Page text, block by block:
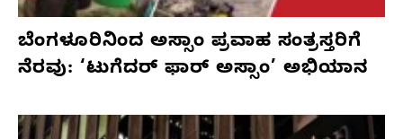
ಬೆಂಗಳೂರಿನಿಂದ ಅಸ್ಸಾಂ ಪ್ರವಾಹ ಸಂತ್ರಸ್ತರಿಗೆ
ನೆರವು: ‘ಟುಗೆದರ್ ಫಾರ್ ಅಸ್ಸಾಂ’ ಅಭಿಯಾನ